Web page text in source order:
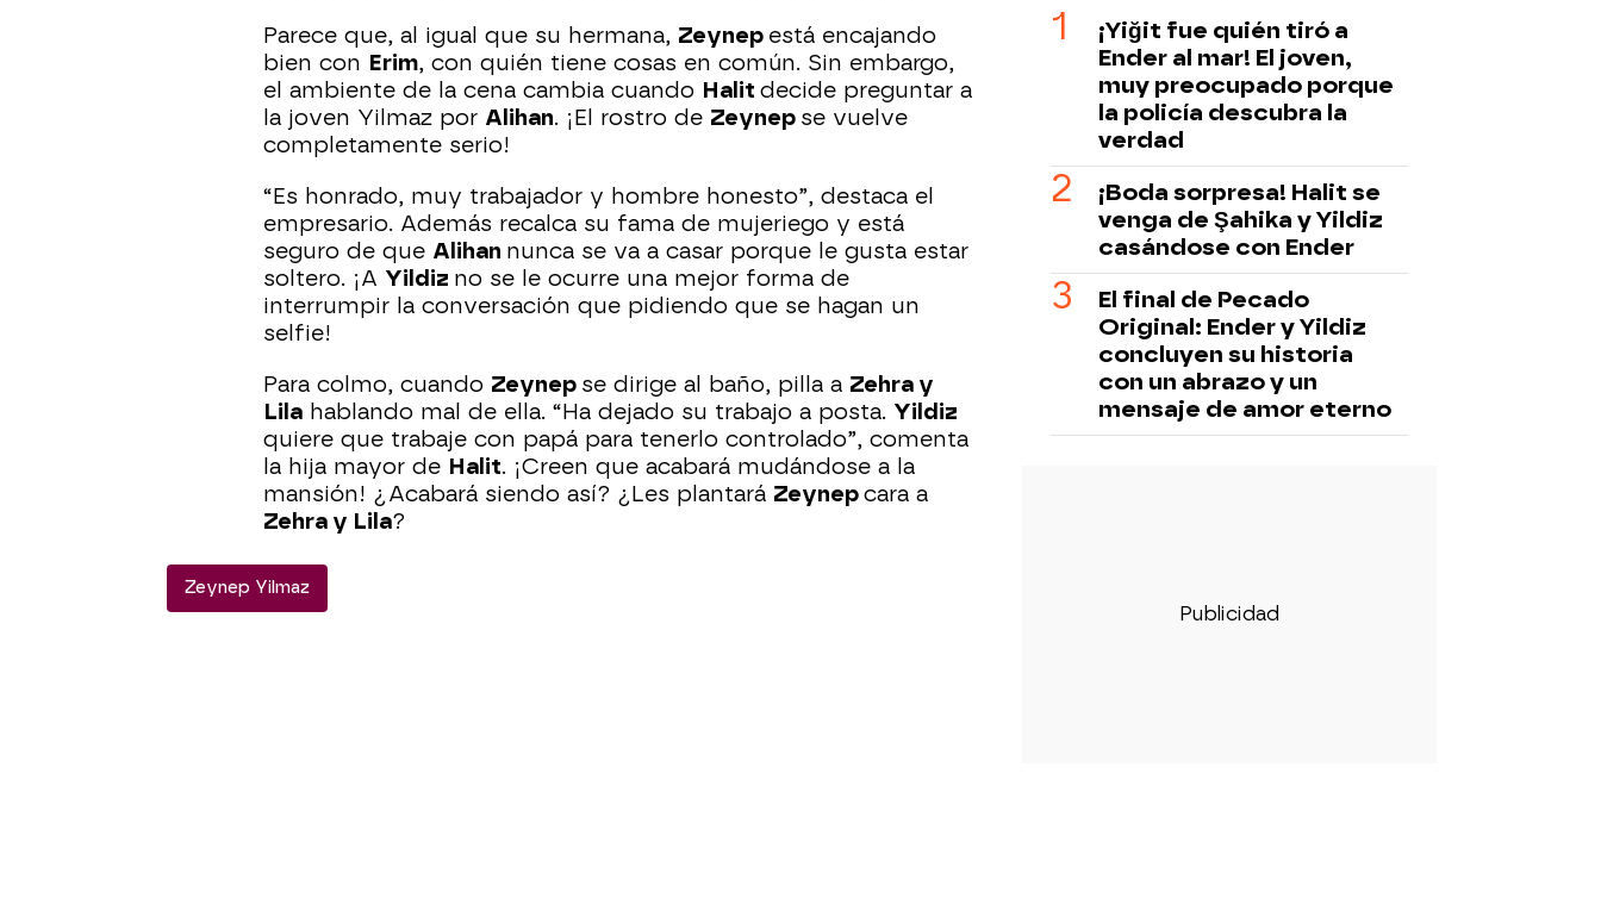
Parece que, al igual que su hermana, Zeynep está encajando
bien con Erim, con quién tiene cosas en común. Sin embargo,
el ambiente de la cena cambia cuando Halit decide preguntar a
la joven Yilmaz por Alihan. ¡El rostro de Zeynep se vuelve
completamente serio!
“Es honrado, muy trabajador y hombre honesto”, destaca el
empresario. Además recalca su fama de mujeriego y está
seguro de que Alihan nunca se va a casar porque le gusta estar
soltero. ¡A Yildiz no se le ocurre una mejor forma de
interrumpir la conversación que pidiendo que se hagan un
selfie!
Para colmo, cuando Zeynep se dirige al baño, pilla a Zehra y
Lila hablando mal de ella. “Ha dejado su trabajo a posta. Yildiz
quiere que trabaje con papá para tenerlo controlado”, comenta
la hija mayor de Halit. ¡Creen que acabará mudándose a la
mansión! ¿Acabará siendo así? ¿Les plantará Zeynepcara a
Zehra y Lila?
Zeynep Yilmaz
¡Yiğit fue quién tiró a
Ender al mar! El joven,
muy preocupado porque
la policía descubra la
verdad
¡Boda sorpresa! Halit se
venga de Şahika y Yildiz
casándose con Ender
El final de Pecado
Original: Ender y Yildiz
concluyen su historia
con un abrazo y un
mensaje de amor eterno